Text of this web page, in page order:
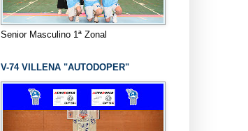
Senior Masculino 1ª Zonal
V-74 VILLENA "AUTODOPER"